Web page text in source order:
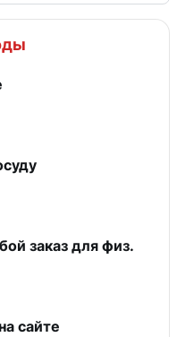
заказ для физ.
сайте